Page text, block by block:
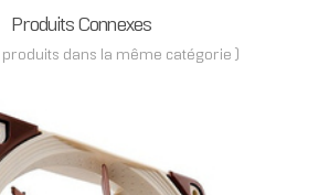
Produits Connexes
produits dans la même catégorie )